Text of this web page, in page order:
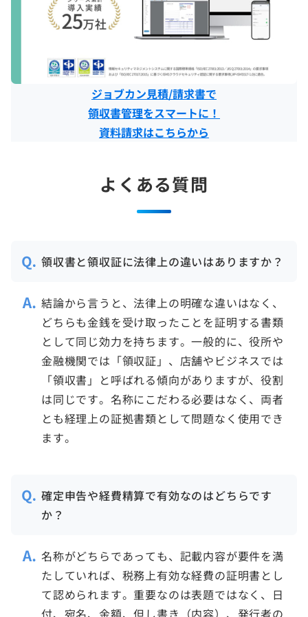
ジョブカン見積/請求書で
領収書管理をスマートに！
資料請求はこちらから
よくある質問
領収書と領収証に法律上の違いはありますか？
結論から言うと、法律上の明確な違いはなく、
どちらも金銭を受け取ったことを証明する書類
として同じ効力を持ちます。一般的に、役所や
金融機関では「領収証」、店舗やビジネスでは
「領収書」と呼ばれる傾向がありますが、役割
は同じです。名称にこだわる必要はなく、両者
とも経理上の証拠書類として問題なく使用でき
ます。
確定申告や経費精算で有効なのはどちらです
か？
名称がどちらであっても、記載内容が要件を満
たしていれば、税務上有効な経費の証明書とし
て認められます。重要なのは表題ではなく、日
付、宛名、金額、但し書き（内容）、発行者の